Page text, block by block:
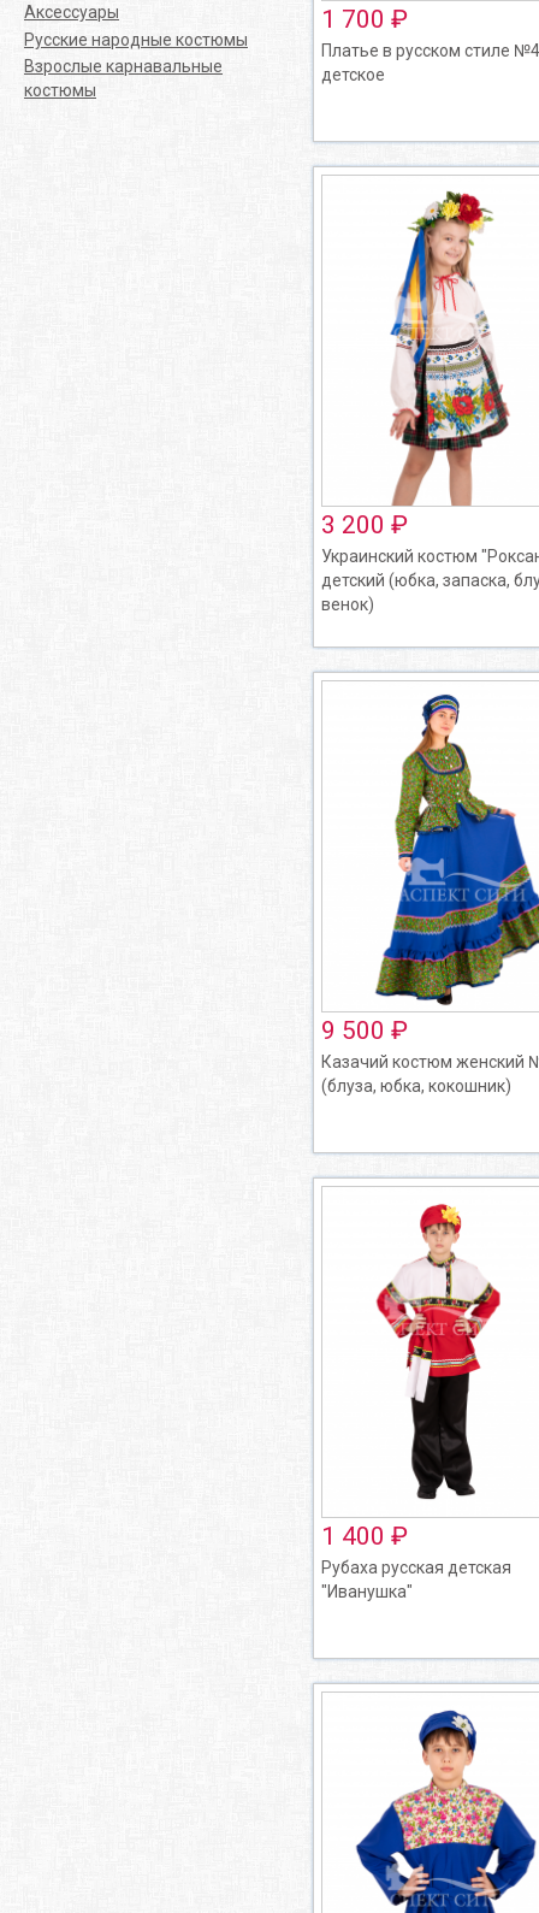
Аксессуары
Русские народные костюмы
Взрослые карнавальные
костюмы
1 700 ₽
Платье в русском стиле
детское
3 200 ₽
Украинский костюм
детский (юбка, запаска,
венок)
9 500 ₽
Казачий костюм женский
(блуза, юбка, кокошник)
1 400 ₽
Рубаха русская детская
"Иванушка"